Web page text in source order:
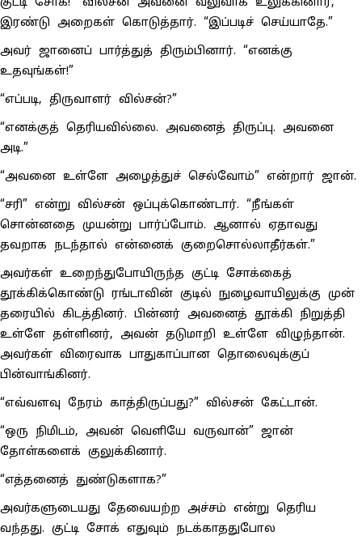
குட்டி சோக்!” வில்சன் அவனை வலுவாக உலுக்கினார்,
இரண்டு அறைகள் கொடுத்தார். “இப்படிச் செய்யாதே.”
அவர் ஜானைப் பார்த்துத் திரும்பினார். “எனக்கு
உதவுங்கள்!”
“எப்படி, திருவாளர் வில்சன்?”
“எனக்குத் தெரியவில்லை. அவனைத் திருப்பு. அவனை
அடி.”
“அவனை உள்ளே அழைத்துச் செல்வோம்” என்றார் ஜான்.
“சரி” என்று வில்சன் ஒப்புக்கொண்டார். “நீங்கள்
சொன்னதை முயன்று பார்ப்போம். ஆனால் ஏதாவது
தவறாக நடந்தால் என்னைக் குறைசொல்லாதீர்கள்.”
அவர்கள் உறைந்துபோயிருந்த குட்டி சோக்கைத்
தூக்கிக்கொண்டு ரங்டாவின் குடில் நுழைவாயிலுக்கு முன்
தரையில் கிடத்தினர். பின்னர் அவனைத் தூக்கி நிறுத்தி
உள்ளே தள்ளினர், அவன் தடுமாறி உள்ளே விழுந்தான்.
அவர்கள் விரைவாக பாதுகாப்பான தொலைவுக்குப்
பின்வாங்கினர்.
“எவ்வளவு நேரம் காத்திருப்பது?” வில்சன் கேட்டான்.
“ஒரு நிமிடம், அவன் வெளியே வருவான்” ஜான்
தோள்களைக் குலுக்கினார்.
“எத்தனைத் துண்டுகளாக?”
அவர்களுடையது தேவையற்ற அச்சம் என்று தெரிய
வந்தது. குட்டி சோக் எதுவும் நடக்காததுபோல